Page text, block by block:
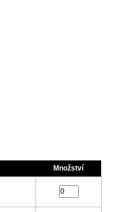
Množství